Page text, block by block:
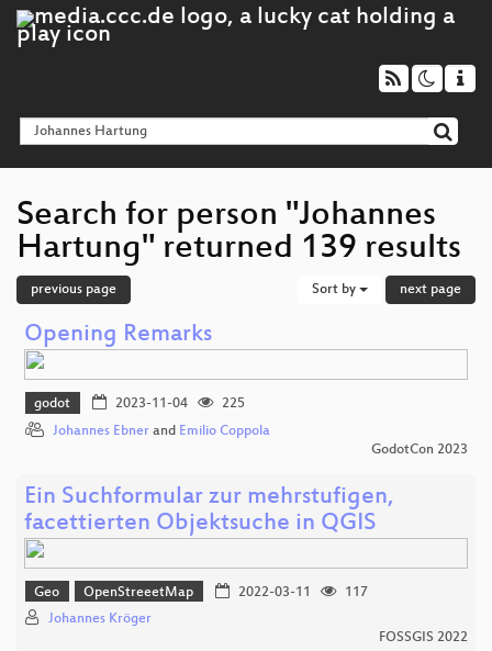
Search for person "Johannes
Hartung" returned 139 results
previous page Sort by next page
Opening Remarks
godot 2023-11-04
225
Johannes Ebner and Emilio Coppola
GodotCon 2023
Ein Suchformular zur mehrstufigen,
facettierten Objektsuche in QGIS
Geo OpenStreeetMap 2022-03-11
117
Johannes Kröger
FOSSGIS 2022